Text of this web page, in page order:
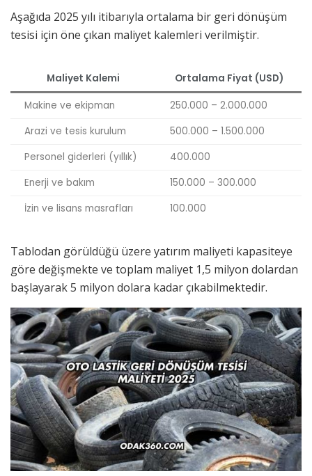
Aşağıda 2025 yılı itibarıyla ortalama bir geri dönüşüm
tesisi için öne çıkan maliyet kalemleri verilmiştir.
Maliyet Kalemi Ortalama Fiyat (USD)
Makine ve ekipman
250.000 – 2.000.000
Arazi ve tesis kurulum
500.000 – 1.500.000
Personel giderleri (yıllık)
400.000
Enerji ve bakım
150.000 – 300.000
İzin ve lisans masrafları
100.000
Tablodan görüldüğü üzere yatırım maliyeti kapasiteye
göre değişmekte ve toplam maliyet 1,5 milyon dolardan
başlayarak 5 milyon dolara kadar çıkabilmektedir.